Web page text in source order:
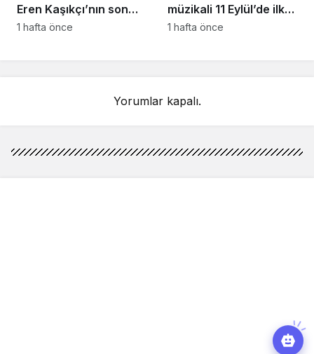
Eren Kaşıkçı’nın son
anlarındaki kahreden
1 hafta önce
müzikali 11 Eylül’de ilk
kez Türkiye’de
1 hafta önce
Yorumlar kapalı.